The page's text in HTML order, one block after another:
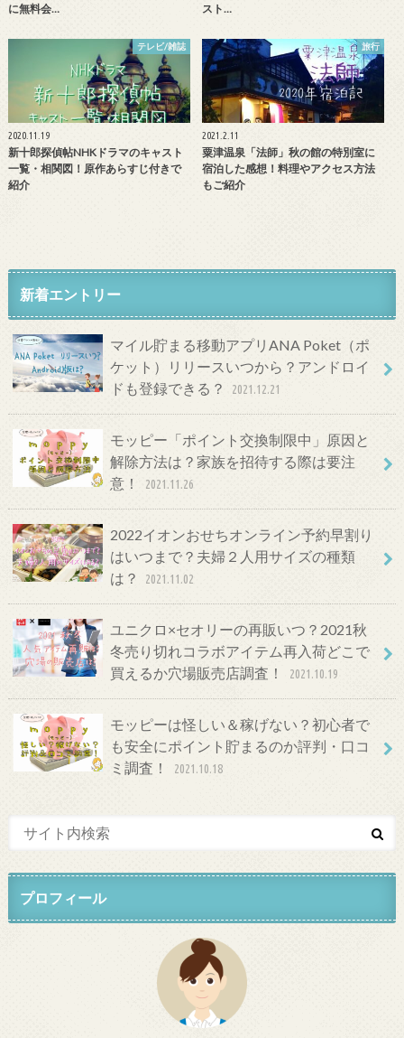
に無料会… スト…
テレビ/雑誌
2020.11.19
新十郎探偵帖NHKドラマのキャスト
一覧・相関図！原作あらすじ付きで
紹介
旅行
2021.2.11
粟津温泉「法師」秋の館の特別室に
宿泊した感想！料理やアクセス方法
もご紹介
新着エントリー
マイル貯まる移動アプリANA Poket（ポ
ケット）リリースいつから？アンドロイ
ドも登録できる？
2021.12.21
モッピー「ポイント交換制限中」原因と
解除方法は？家族を招待する際は要注
意！
2021.11.26
2022イオンおせちオンライン予約早割り
はいつまで？夫婦２人用サイズの種類
は？
2021.11.02
ユニクロ×セオリーの再販いつ？2021秋
冬売り切れコラボアイテム再入荷どこで
買えるか穴場販売店調査！
2021.10.19
モッピーは怪しい＆稼げない？初心者で
も安全にポイント貯まるのか評判・口コ
ミ調査！
2021.10.18
プロフィール